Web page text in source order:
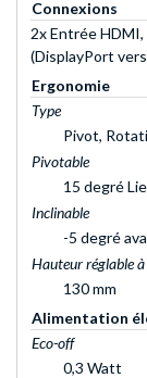
Connexions
2x Entrée
(DisplayPort
Ergonomie
Type
Pivot,
Pivotable
15 degré
Inclinable
-5 degré
Hauteur réglable à
130 mm
Alimentation
Eco-off
0,3 Watt